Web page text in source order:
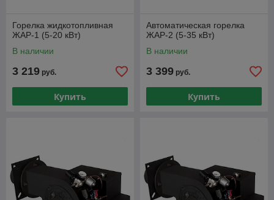
Горелка жидкотопливная
ЖАР-1 (5-20 кВт)
В наличии
3 219 руб.
Купить
Автоматическая горелка
ЖАР-2 (5-35 кВт)
В наличии
3 399 руб.
Купить